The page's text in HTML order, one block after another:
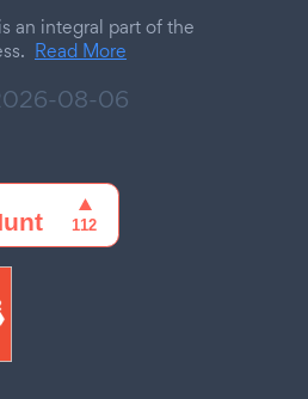
an integral part of the
Read More
08-06